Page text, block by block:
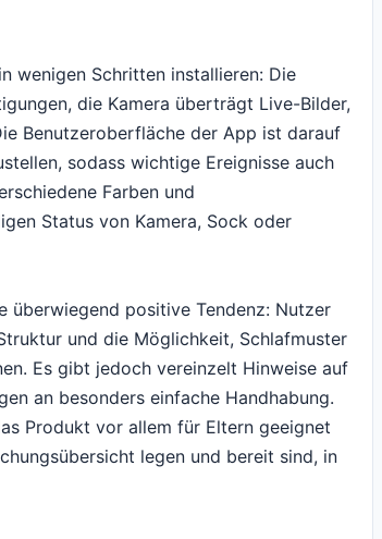
wenigen Schritten installieren: Die
die Kamera überträgt Live-Bilder,
Benutzeroberfläche der App ist darauf
sodass wichtige Ereignisse auch
Farben und
Status von Kamera, Sock oder
überwiegend positive Tendenz: Nutzer
und die Möglichkeit, Schlafmuster
Es gibt jedoch vereinzelt Hinweise auf
an besonders einfache Handhabung.
Produkt vor allem für Eltern geeignet
legen und bereit sind, in